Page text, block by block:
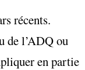
récents.
de l’ADQ ou
en partie